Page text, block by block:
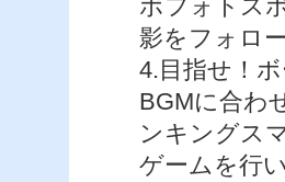
ボフォトス
影をフォロ
4.目指せ！
BGMに合わ
ンキングス
ゲームを行